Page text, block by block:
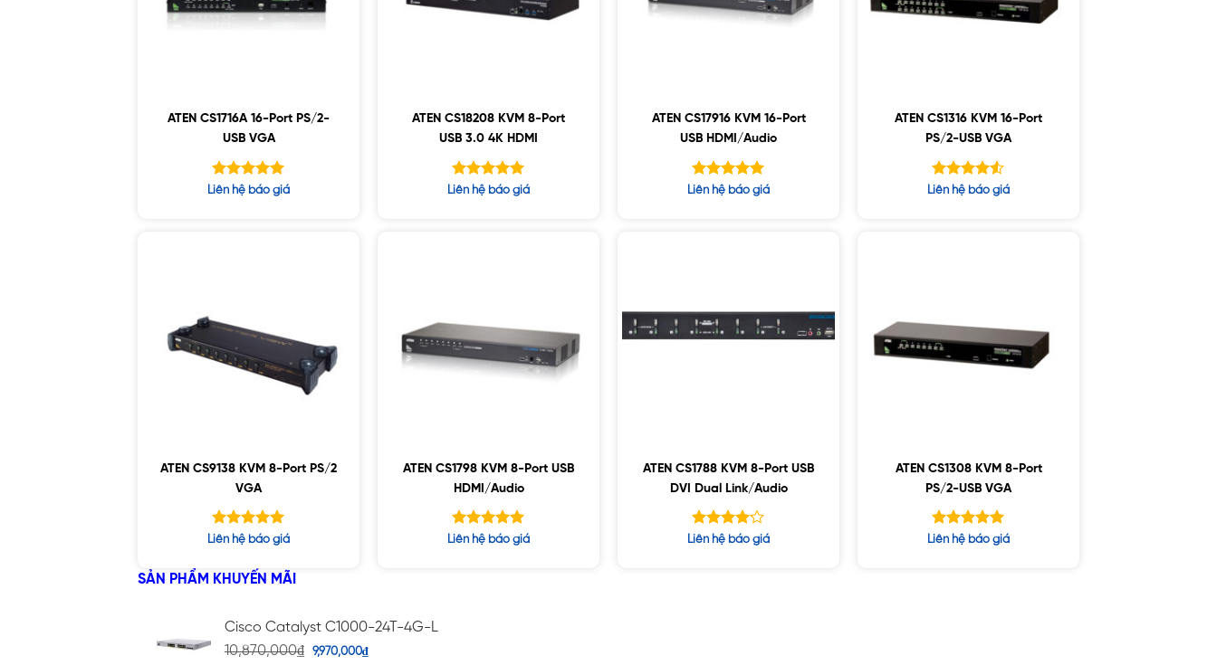
ATEN CS1716A 16-Port PS/2-
USB VGA
Được xếp
Liên hệ báo giá
ATEN CS18208 KVM 8-Port
USB 3.0 4K HDMI
Được xếp
Liên hệ báo giá
ATEN CS17916 KVM 16-Port
USB HDMI/Audio
Được xếp
Liên hệ báo giá
ATEN CS1316 KVM 16-Port
PS/2-USB VGA
Được xếp
Liên hệ báo giá
ATEN CS9138 KVM 8-Port PS/2
VGA
Được xếp
5 sao
Liên hệ báo giá
ATEN CS1798 KVM 8-Port USB
HDMI/Audio
Được xếp
Liên hệ báo giá
ATEN CS1788 KVM 8-Port USB
DVI Dual Link/Audio
Được
Liên hệ báo giá
ATEN CS1308 KVM 8-Port
PS/2-USB VGA
Được xếp
Liên hệ báo giá
SẢN PHẨM KHUYẾN MÃI
Cisco Catalyst C1000-24T-4G-L
10,870,000₫ 9,970,000₫